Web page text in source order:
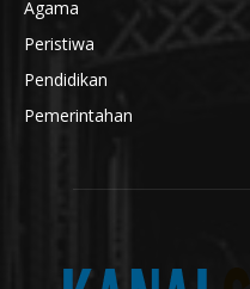
Agama
Peristiwa
Pendidikan
Pemerintahan